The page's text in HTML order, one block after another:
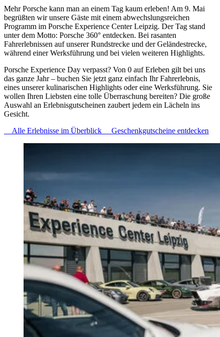
Mehr Porsche kann man an einem Tag kaum erleben! Am 9. Mai
begrüßten wir unsere Gäste mit einem abwechslungsreichen
Programm im Porsche Experience Center Leipzig. Der Tag stand
unter dem Motto: Porsche 360° entdecken. Bei rasanten
Fahrerlebnissen auf unserer Rundstrecke und der Geländestrecke,
während einer Werksführung und bei vielen weiteren Highlights.
Porsche Experience Day verpasst? Von 0 auf Erleben gilt bei uns
das ganze Jahr – buchen Sie jetzt ganz einfach Ihr Fahrerlebnis,
eines unserer kulinarischen Highlights oder eine Werksführung. Sie
wollen Ihren Liebsten eine tolle Überraschung bereiten? Die große
Auswahl an Erlebnisgutscheinen zaubert jedem ein Lächeln ins
Gesicht.
Alle Erlebnisse im Überblick Geschenkgutscheine entdecken